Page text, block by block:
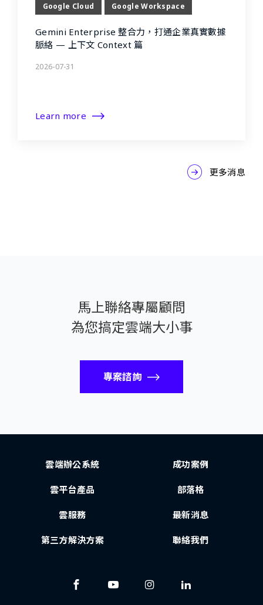
Google Cloud Google Workspace
Gemini Enterprise 整合力，打通企業真實數據
脈絡 — 上下文 Context 篇
2026-07-31
Learn more
更多消息
馬上聯絡專屬顧問
為您搞定雲端大小事
專案諮詢
雲端辦公系統
雲平台產品
雲服務
第三方解決方案
成功案例
部落格
最新消息
聯絡我們